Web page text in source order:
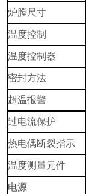
炉膛尺寸
温度控制
温度控制器
密封方法
超温报警
过电流保护
热电偶断裂指示
温度测量元件
电源